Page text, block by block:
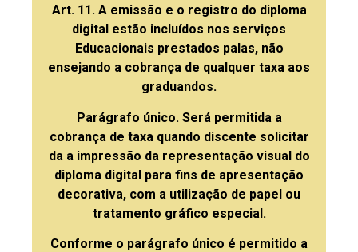
Art. 11. A emissão e o registro do diploma
digital estão incluídos nos serviços
Educacionais prestados palas, não
ensejando a cobrança de qualquer taxa aos
graduandos.
Parágrafo único. Será permitida a
cobrança de taxa quando discente solicitar
da a impressão da representação visual do
diploma digital para fins de apresentação
decorativa, com a utilização de papel ou
tratamento gráfico especial.
Conforme o parágrafo único é permitido a